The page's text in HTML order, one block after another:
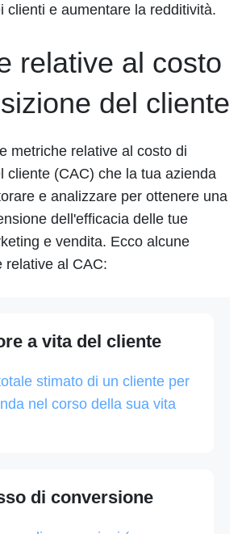
clienti e aumentare la redditività.
relative al costo
del cliente
metriche relative al costo di
cliente (CAC) che la tua azienda
e analizzare per ottenere una
dell'efficacia delle tue
e vendita. Ecco alcune
relative al CAC:
a vita del cliente
stimato di un cliente per
nel corso della sua vita
di conversione